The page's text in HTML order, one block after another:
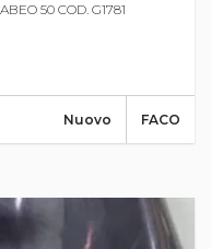
50 COD. G1781
FACO
Nuovo